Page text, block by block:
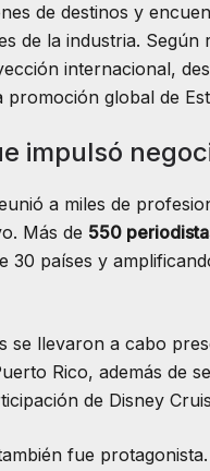
de destinos y
de la industria.
internacional,
global de
impulsó
a miles de
Más de 550
30 países y
se llevaron a cabo
Rico, además de
de Disney
fue